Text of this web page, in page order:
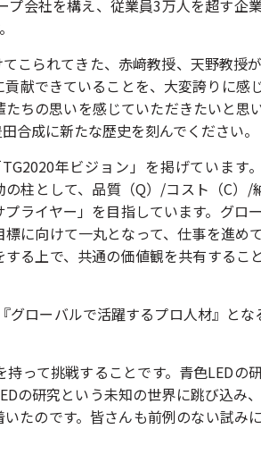
会社を構え、従業員3万人を超す企
こられてきた、赤﨑教授、天野教授
献できていることを、大変誇りに
ちの思いを感じていただきたいと
合成に新たな歴史を刻んでください。
年ビジョン」を掲げていま
柱として、品質（Q）/コスト（C）/
ライヤー」を目指しています。グロ
に向けて一丸となって、仕事を進め
る上で、共通の価値観を共有するこ
グローバルで活躍するプロ人材』と
って挑戦することです。青色LEDの
の研究という未知の世界に跳び込み
たのです。皆さんも前例のない試み